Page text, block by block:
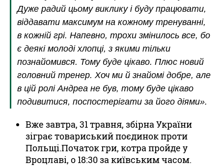
Дуже радий цьому виклику і буду працювати,
віддавати максимум на кожному тренуванні,
в кожній грі. Напевно, трохи змінилось все, бо
є деякі молоді хлопці, з якими тільки
познайомився. Тому буде цікаво. Плюс новий
головний тренер. Хоч ми й знайомі добре, але
в цій ролі Андреа не був, тому буде цікаво
подивитися, поспостерігати за його діями».
Вже завтра, 31 травня, збірна України
зіграє товариський поєдинок проти
Польщі.Початок гри, котра пройде у
Вроцлаві, о 18:30 за київським часом.